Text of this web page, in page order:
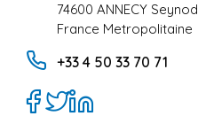
74600 ANNECY Seynod
France Metropolitaine
+33 4 50 33 70 71